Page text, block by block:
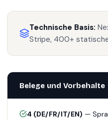
Technische Basis:
Stripe, 400+
Belege und Vorbehalte
4 (DE/FR/IT/EN) —